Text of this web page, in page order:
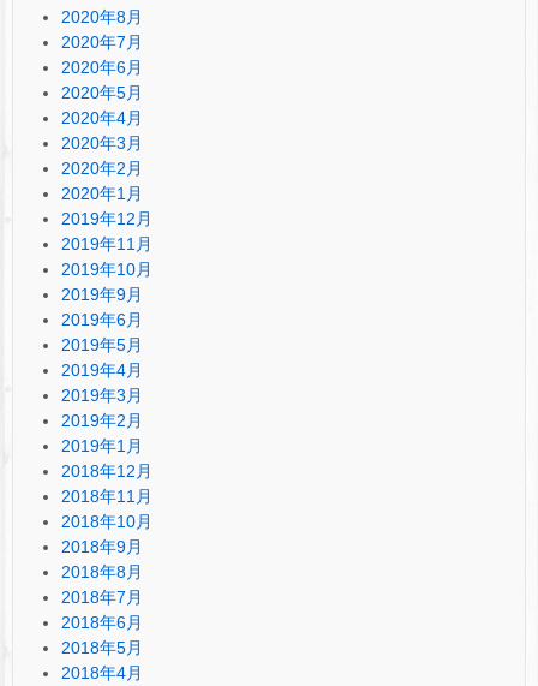
2020年8月
2020年7月
2020年6月
2020年5月
2020年4月
2020年3月
2020年2月
2020年1月
2019年12月
2019年11月
2019年10月
2019年9月
2019年6月
2019年5月
2019年4月
2019年3月
2019年2月
2019年1月
2018年12月
2018年11月
2018年10月
2018年9月
2018年8月
2018年7月
2018年6月
2018年5月
2018年4月